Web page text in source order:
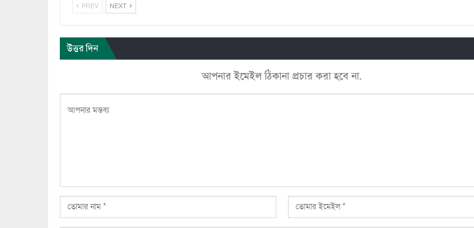
PREV NEXT
উত্তর দিন
আপনার ইমেইল ঠিকানা প্রচার করা হবে না.